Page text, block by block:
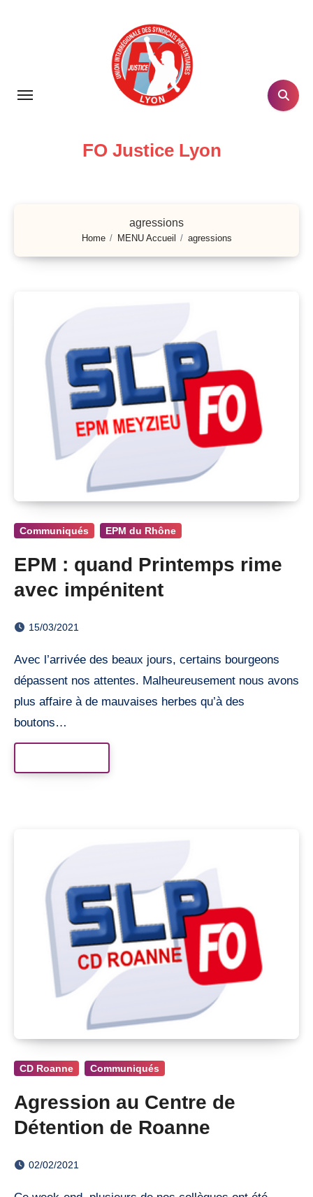
FO Justice Lyon
agressions
Home MENU Accueil agressions
Communiqués EPM du Rhône
EPM : quand Printemps rime
avec impénitent
15/03/2021
Avec l’arrivée des beaux jours, certains bourgeons
dépassent nos attentes. Malheureusement nous avons
plus affaire à de mauvaises herbes qu’à des
boutons…
CD Roanne Communiqués
Agression au Centre de
Détention de Roanne
02/02/2021